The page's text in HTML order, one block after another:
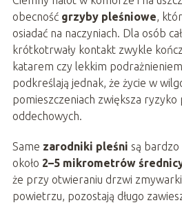
obecność grzyby pleśniowe,
osiadać na naczyniach. Dla osób
krótkotrwały kontakt zwykle
katarem czy lekkim
podkreślają jednak, że życie w
pomieszczeniach zwiększa
oddechowych.
Same zarodniki pleśni są bardzo
około 2–5 mikrometrów
że przy otwieraniu drzwi zmywarki
powietrzu, pozostają długo